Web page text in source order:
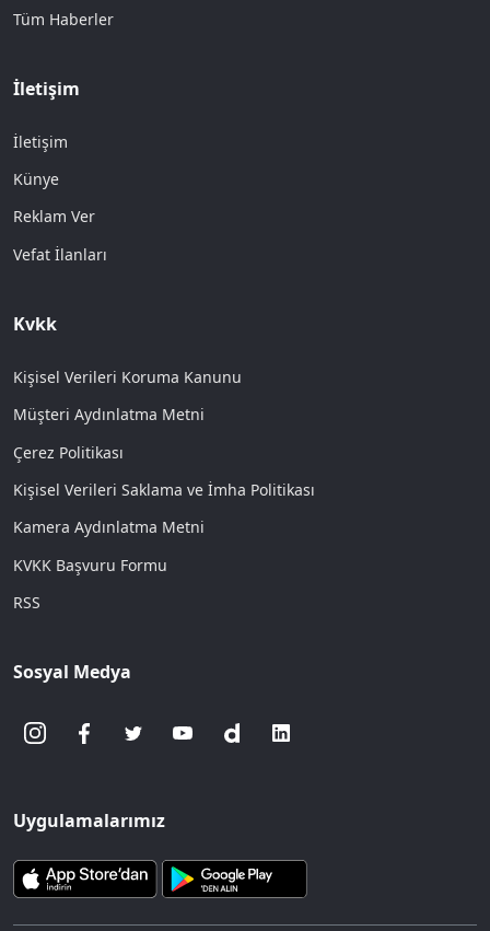
Tüm Haberler
İletişim
İletişim
Künye
Reklam Ver
Vefat İlanları
Kvkk
Kişisel Verileri Koruma Kanunu
Müşteri Aydınlatma Metni
Çerez Politikası
Kişisel Verileri Saklama ve İmha Politikası
Kamera Aydınlatma Metni
KVKK Başvuru Formu
RSS
Sosyal Medya
Uygulamalarımız